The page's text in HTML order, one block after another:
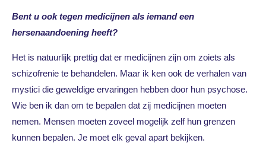
Bent u ook tegen medicijnen als iemand een
hersenaandoening heeft?
Het is natuurlijk prettig dat er medicijnen zijn om zoiets als
schizofrenie te behandelen. Maar ik ken ook de verhalen van
mystici die geweldige ervaringen hebben door hun psychose.
Wie ben ik dan om te bepalen dat zij medicijnen moeten
nemen. Mensen moeten zoveel mogelijk zelf hun grenzen
kunnen bepalen. Je moet elk geval apart bekijken.